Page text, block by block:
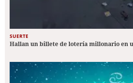
SUERTE
Hallan un billete de lotería millonario en